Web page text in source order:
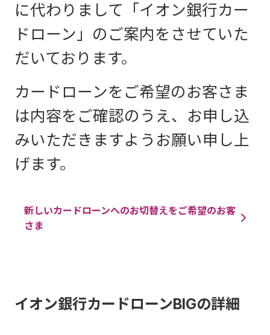
に代わりまして「イオン銀行カー
ドローン」のご案内をさせていた
だいております。
カードローンをご希望のお客さま
は内容をご確認のうえ、お申し込
みいただきますようお願い申し上
げます。
新しいカードローンへのお切替えをご希望のお客
さま
イオン銀行カードローンBIGの詳細